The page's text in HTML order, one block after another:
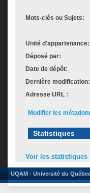
Mots-clés ou Sujets:
Unité d'appartenance:
Déposé par:
Date de dépôt:
Dernière modification:
Adresse URL :
Modifier les
Statistiques
Voir les statistiques
UQAM - Université du